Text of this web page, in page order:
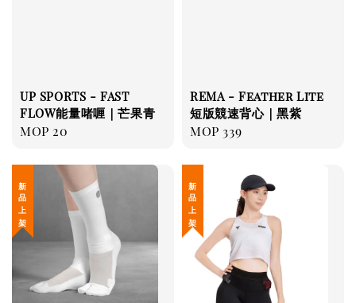
UP SPORTS - FAST
FLOW能量啫喱｜芒果青
Regular
MOP 20
REMA - Feather Lite
短版競速背心｜黑紫
Regular
MOP 339
新 品 上 架 新 品 上 架